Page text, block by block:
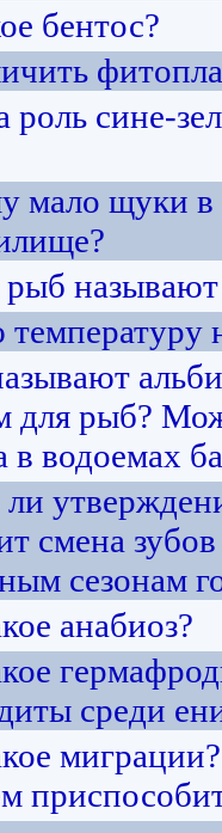
бентос?
роль сине-
мало щуки в
рыб
для рыб?
в водоемах
смена
сезонам
анабиоз?
среди